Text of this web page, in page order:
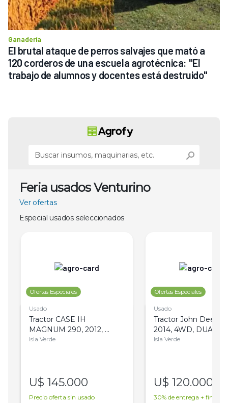
Ganadería
El brutal ataque de perros salvajes que mató a
120 corderos de una escuela agrotécnica: "El
trabajo de alumnos y docentes está destruido"
Feria usados Venturino
Ver ofertas
Especial usados seleccionados
Ofertas Especiales
Usado
Tractor CASE IH
MAGNUM 290, 2012,
Isla Verde
U$ 145.000
Precio oferta sin usado
Ofertas Especiales
Usado
Tractor John Deere
2014, 4WD, DUAL
Isla Verde
U$ 120.000
30% de entrega +